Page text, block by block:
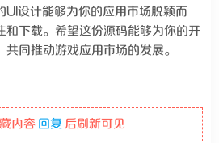
UI设计能够为你的应用市场脱颖而
和下载。希望这份源码能够为你的开
同推动游戏应用市场的发展。
内容 回复 后刷新可见